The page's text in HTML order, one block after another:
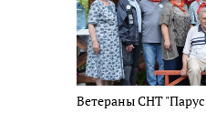
Ветераны СНТ